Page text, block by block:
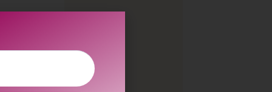
der
Tatkräftige
lassen.